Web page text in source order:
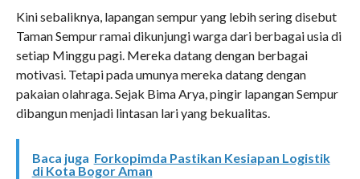
Kini sebaliknya, lapangan sempur yang lebih sering disebut
Taman Sempur ramai dikunjungi warga dari berbagai usia di
setiap Minggu pagi. Mereka datang dengan berbagai
motivasi. Tetapi pada umunya mereka datang dengan
pakaian olahraga. Sejak Bima Arya, pingir lapangan Sempur
dibangun menjadi lintasan lari yang bekualitas.
Baca juga Forkopimda Pastikan Kesiapan Logistik
di Kota Bogor Aman